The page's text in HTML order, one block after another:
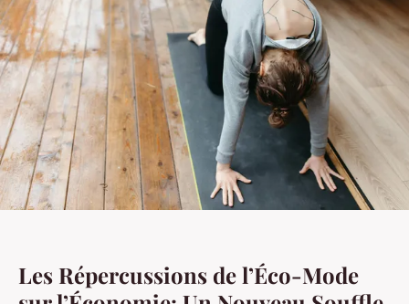
Les Répercussions de l’Éco-Mode